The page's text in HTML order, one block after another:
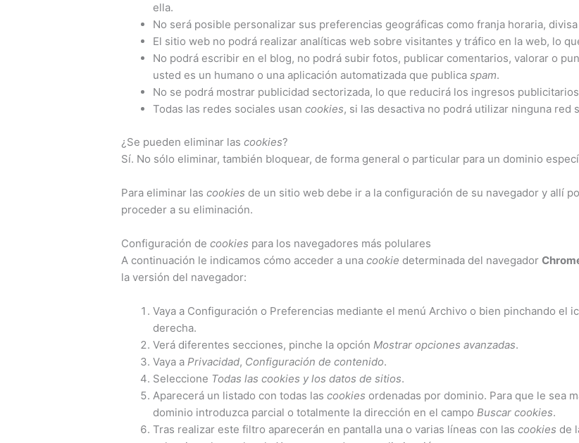
ella.
No será posible personalizar sus preferencias geográficas como franja horaria,
El sitio web no podrá realizar analíticas web sobre visitantes y tráfico en la web, lo
No podrá escribir en el blog, no podrá subir fotos, publicar comentarios, valorar o
usted es un humano o una aplicación automatizada que publica spam.
No se podrá mostrar publicidad sectorizada, lo que reducirá los ingresos
Todas las redes sociales usan cookies, si las desactiva no podrá utilizar ninguna red
¿Se pueden eliminar las cookies?
Sí. No sólo eliminar, también bloquear, de forma general o particular para un dominio
Para eliminar las cookies de un sitio web debe ir a la configuración de su navegador y allí
proceder a su eliminación.
Configuración de cookies para los navegadores más polulares
A continuación le indicamos cómo acceder a una cookie determinada del navegador
la versión del navegador:
Vaya a Configuración o Preferencias mediante el menú Archivo o bien pinchando el
derecha.
Verá diferentes secciones, pinche la opción Mostrar opciones avanzadas.
Vaya a Privacidad, Configuración de contenido.
Seleccione Todas las cookies y los datos de sitios.
Aparecerá un listado con todas las cookies ordenadas por dominio. Para que le sea
dominio introduzca parcial o totalmente la dirección en el campo Buscar cookies.
Tras realizar este filtro aparecerán en pantalla una o varias líneas con las cookies de